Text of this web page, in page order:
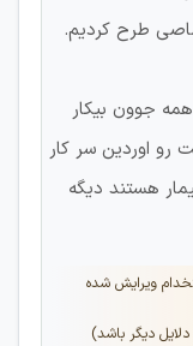
طرح کردیم.
جوون بیکار
رو اوردین سر کار
هستند دیگه
ویرایش شده
دیگر باشد)